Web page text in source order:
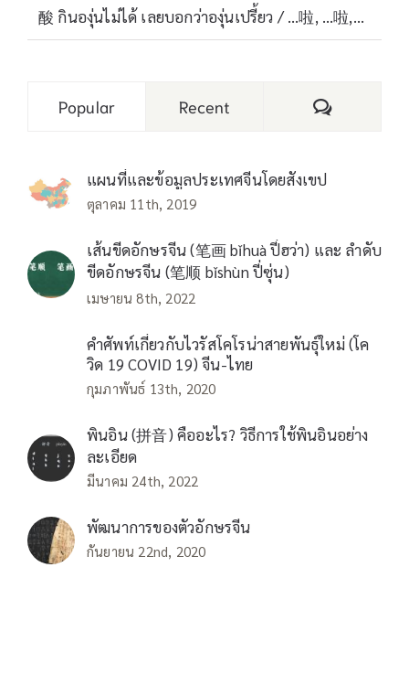
酸 กินองุ่นไม่ได้ เลยบอกว่าองุ่นเปรี้ยว / …啦, …啦,…
Popular Recent Comments
แผนที่และข้อมูลประเทศจีนโดยสังเขป
ตุลาคม 11th, 2019
เส้นขีดอักษรจีน (笔画 bǐhuà ปี่ฮว่า) และ ลำดับ
ขีดอักษรจีน (笔顺 bǐshùn ปี่ซุ่น)
เมษายน 8th, 2022
คำศัพท์เกี่ยวกับไวรัสโคโรน่าสายพันธุ์ใหม่ (โค
วิด 19 COVID 19) จีน-ไทย
กุมภาพันธ์ 13th, 2020
พินอิน (拼音) คืออะไร? วิธีการใช้พินอินอย่าง
ละเอียด
มีนาคม 24th, 2022
พัฒนาการของตัวอักษรจีน
กันยายน 22nd, 2020